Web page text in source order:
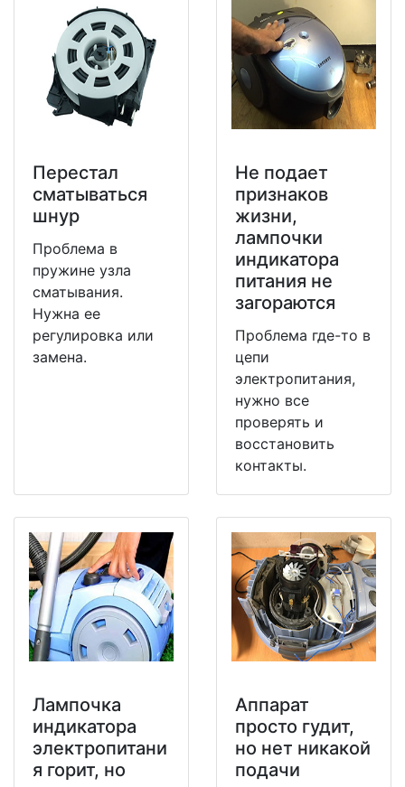
Перестал
сматываться
шнур
Проблема в
пружине узла
сматывания.
Нужна ее
регулировка или
замена.
Не подает
признаков
жизни,
лампочки
индикатора
питания не
загораются
Проблема где-то в
цепи
электропитания,
нужно все
проверять и
восстановить
контакты.
Лампочка
индикатора
электропитани
я горит, но
Аппарат
просто гудит,
но нет никакой
подачи